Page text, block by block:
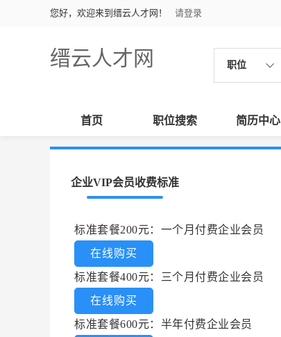
您好，欢迎来到缙云人才网！ 请登录
缙云人才网 职位
首页 职位搜索 简历中心
企业VIP会员收费标准
标准套餐200元：一个月付费企业会员
在线购买
标准套餐400元：三个月付费企业会员
在线购买
标准套餐600元：半年付费企业会员